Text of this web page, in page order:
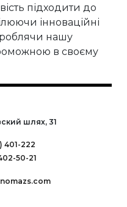
підходити до
інноваційні
роблячи нашу
в своєму
шляx, 31
401-222
50-21